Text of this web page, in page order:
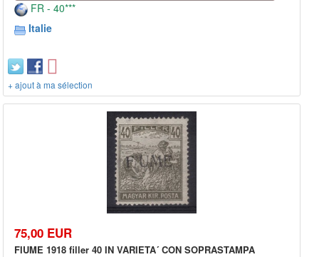
FR - 40***
Italie
+ ajout à ma sélection
75,00 EUR
FIUME 1918 filler 40 IN VARIETA´ CON SOPRASTAMPA